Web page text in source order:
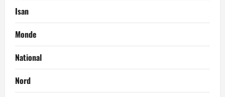
Isan
Monde
National
Nord